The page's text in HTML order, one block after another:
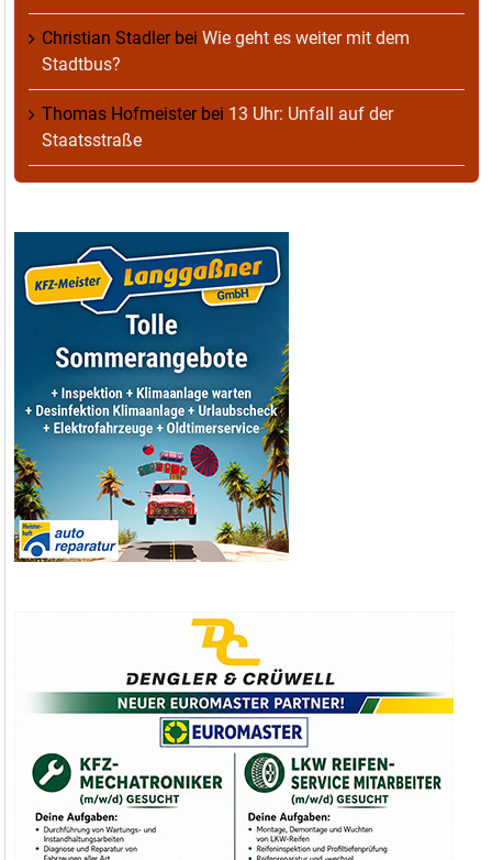
Christian Stadlerbei Wie geht es weiter mit dem
Stadtbus?
Thomas Hofmeisterbei 13 Uhr: Unfall auf der
Staatsstraße